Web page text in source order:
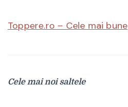
Toppere.ro – Cele mai bune
Cele mai noi saltele